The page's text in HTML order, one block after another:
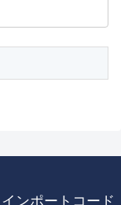
ンポートコード